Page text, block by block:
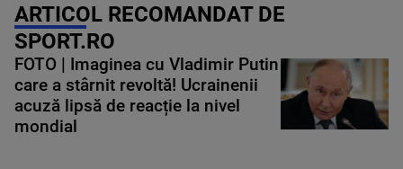
ARTICOL RECOMANDAT DE
SPORT.RO
FOTO | Imaginea cu Vladimir Putin
care a stârnit revoltă! Ucrainenii
acuză lipsă de reacție la nivel
mondial